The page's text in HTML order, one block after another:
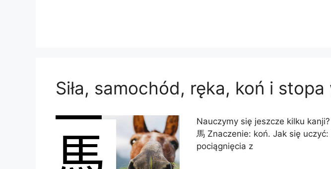
Siła, samochód, ręka, koń i
Nauczymy się jeszcze kilku
馬 Znaczenie: koń. Jak się
pociągnięcia z